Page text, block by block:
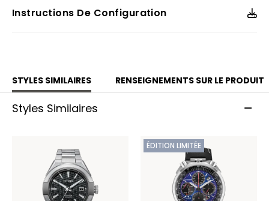
couronne vissée et elle est hydrorésistante jusqu’à
200 mètres. Numéro du calibre : 9051.
Instructions De Configuration
STYLES SIMILAIRES RENSEIGNEMENTS SUR LE PRODUIT
Styles Similaires
ÉDITION LIMITÉE